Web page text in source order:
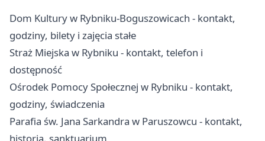
Dom Kultury w Rybniku-Boguszowicach - kontakt,
godziny, bilety i zajęcia stałe
Straż Miejska w Rybniku - kontakt, telefon i
dostępność
Ośrodek Pomocy Społecznej w Rybniku - kontakt,
godziny, świadczenia
Parafia św. Jana Sarkandra w Paruszowcu - kontakt,